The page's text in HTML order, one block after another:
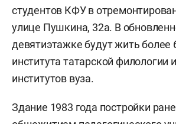
студентов КФУ в
улице Пушкина, 32а. В
девятиэтажке будут жить более
института татарской филологии
институтов вуза.
Здание 1983 года постройки